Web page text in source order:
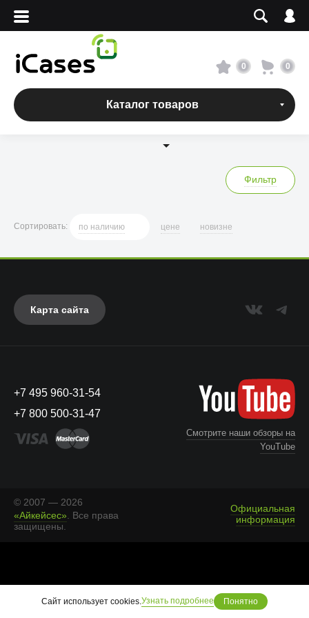
Вход
Сервисный центр
О магазине
+7 495 960-31-54
0 0
Каталог товаров
Фильтр
Сортировать: по наличию цене новизне
Карта сайта
+7 495 960-31-54
+7 800 500-31-47
Смотрите наши обзоры на
YouTube
© 2007 — 2026
«Айкейсес» . Все права
защищены.
Официальная
информация
Сайт использует cookies. Узнать подробнее Понятно